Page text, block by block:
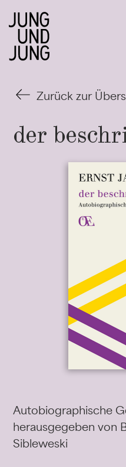
Zurück zur
der
Autobiographische
herausgegeben von
Sibleweski